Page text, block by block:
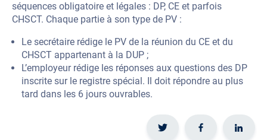
séquences obligatoire et légales : DP, CE et parfois
CHSCT. Chaque partie à son type de PV :
Le secrétaire rédige le PV de la réunion du CE et du
CHSCT appartenant à la DUP ;
L’employeur rédige les réponses aux questions des DP
inscrite sur le registre spécial. Il doit répondre au plus
tard dans les 6 jours ouvrables.